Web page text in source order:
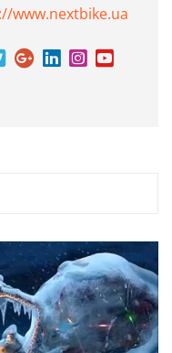
www.nextbike.ua